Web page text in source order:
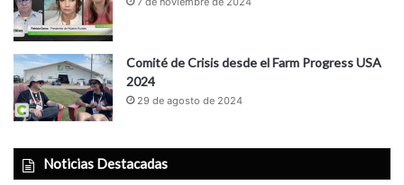
Comité de Crisis desde el Farm Progress USA
2024
29 de agosto de 2024
Noticias Destacadas